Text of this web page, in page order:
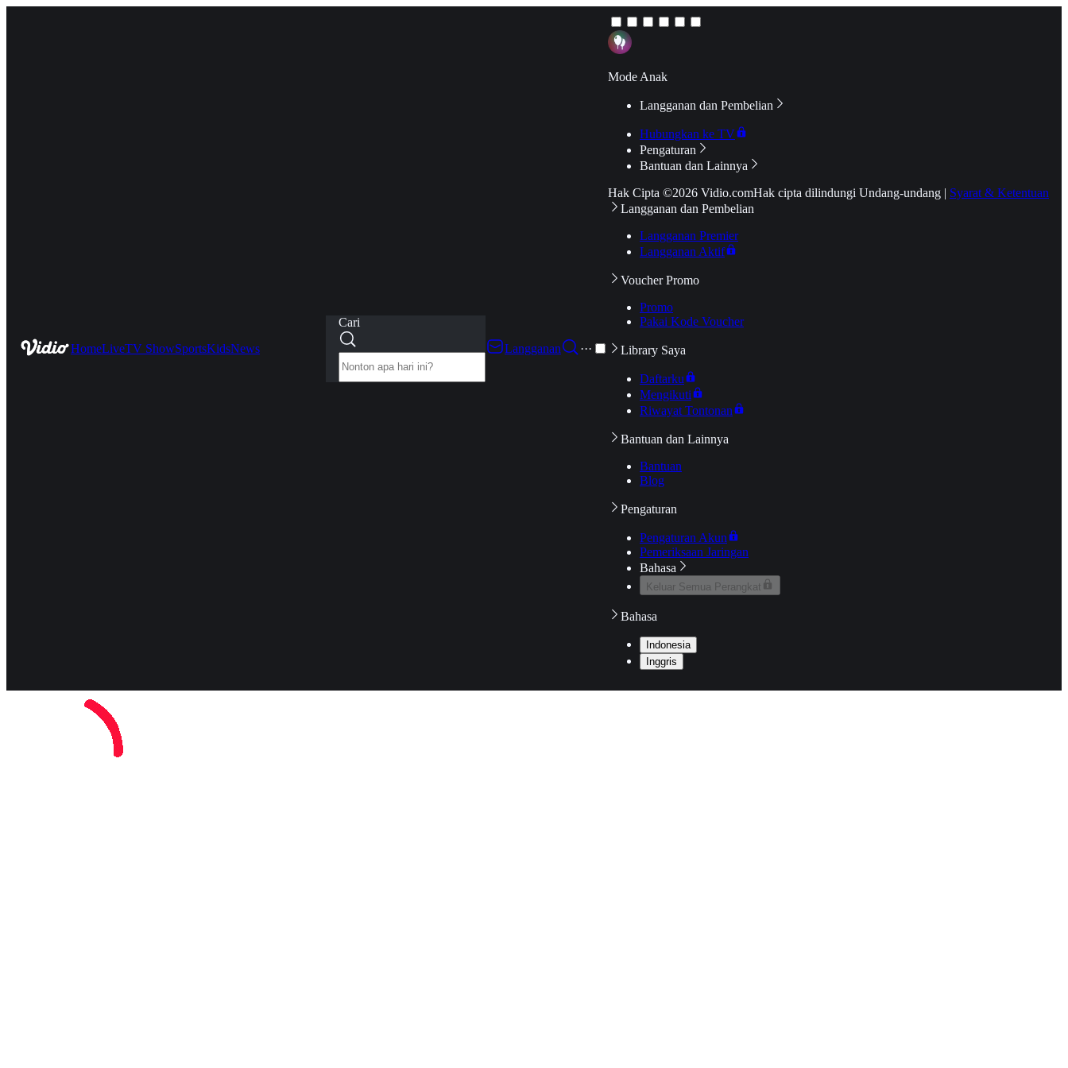
HomeLiveTV ShowSportsKidsNews
Cari
Langganan
···
Mode Anak
Langganan dan Pembelian
Hubungkan ke TV
Pengaturan
Bantuan dan Lainnya
Hak Cipta ©2026 Vidio.comHak cipta dilindungi Undang-undang | Syarat & Ketentuan
Langganan dan Pembelian
Langganan Premier
Langganan Aktif
Voucher Promo
Promo
Pakai Kode Voucher
Library Saya
Daftarku
Mengikuti
Riwayat Tontonan
Bantuan dan Lainnya
Bantuan
Blog
Pengaturan
Pengaturan Akun
Pemeriksaan Jaringan
Bahasa
Keluar Semua Perangkat
Bahasa
Indonesia
Inggris